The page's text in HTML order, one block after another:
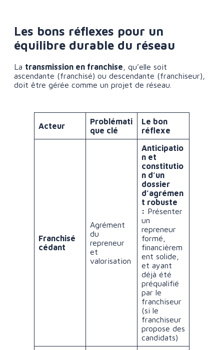
Les bons réflexes pour un
équilibre durable du réseau
La transmission en franchise , qu’elle soit
ascendante (franchisé) ou descendante (franchiseur),
doit être gérée comme un projet de réseau.
Acteur
Problémati
que clé
Le bon
réflexe
Franchisé
cédant
Agrément
du
repreneur
et
valorisation
Anticipatio
n et
constitutio
n d’un
dossier
d’agrémen
t robuste
: Présenter
un
repreneur
formé,
financièrem
ent solide,
et ayant
déjà été
préqualifié
par le
franchiseur
(si le
franchiseur
propose des
candidats)